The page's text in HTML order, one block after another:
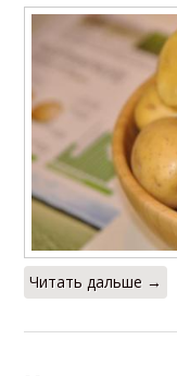
Читать дальше →